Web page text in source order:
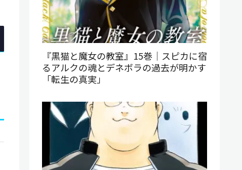
『黒猫と魔女の教室』15巻｜スピカに宿
るアルクの魂とデネボラの過去が明かす
「転生の真実」